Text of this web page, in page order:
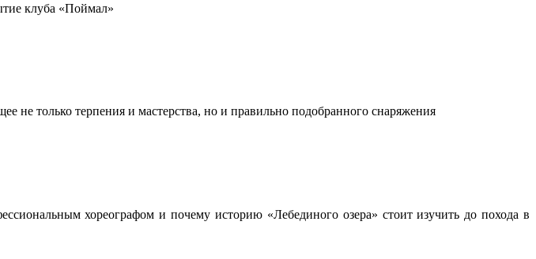
клуба «Поймал»
не только терпения и мастерства, но и правильно подобранного снаряжения
хореографом и почему историю «Лебединого озера» стоит изучить до похода в